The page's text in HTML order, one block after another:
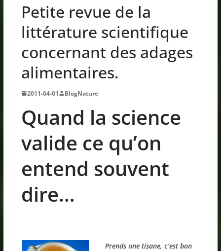
Petite revue de la
littérature scientifique
concernant des adages
alimentaires.
2011-04-01 BlogNature
Quand la science
valide ce qu’on
entend souvent
dire…
Prends une tisane, c’est bon